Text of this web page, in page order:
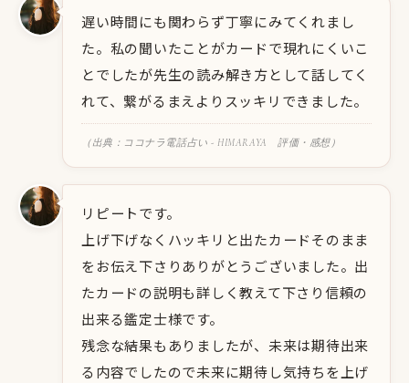
遅い時間にも関わらず丁寧にみてくれまし
た。私の聞いたことがカードで現れにくいこ
とでしたが先生の読み解き方として話してく
れて、繋がるまえよりスッキリできました。
（出典：ココナラ電話占い - HIMARAYA 評価・感想）
リピートです。
上げ下げなくハッキリと出たカードそのまま
をお伝え下さりありがとうございました。出
たカードの説明も詳しく教えて下さり信頼の
出来る鑑定士様です。
残念な結果もありましたが、未来は期待出来
る内容でしたので未来に期待し気持ちを上げ